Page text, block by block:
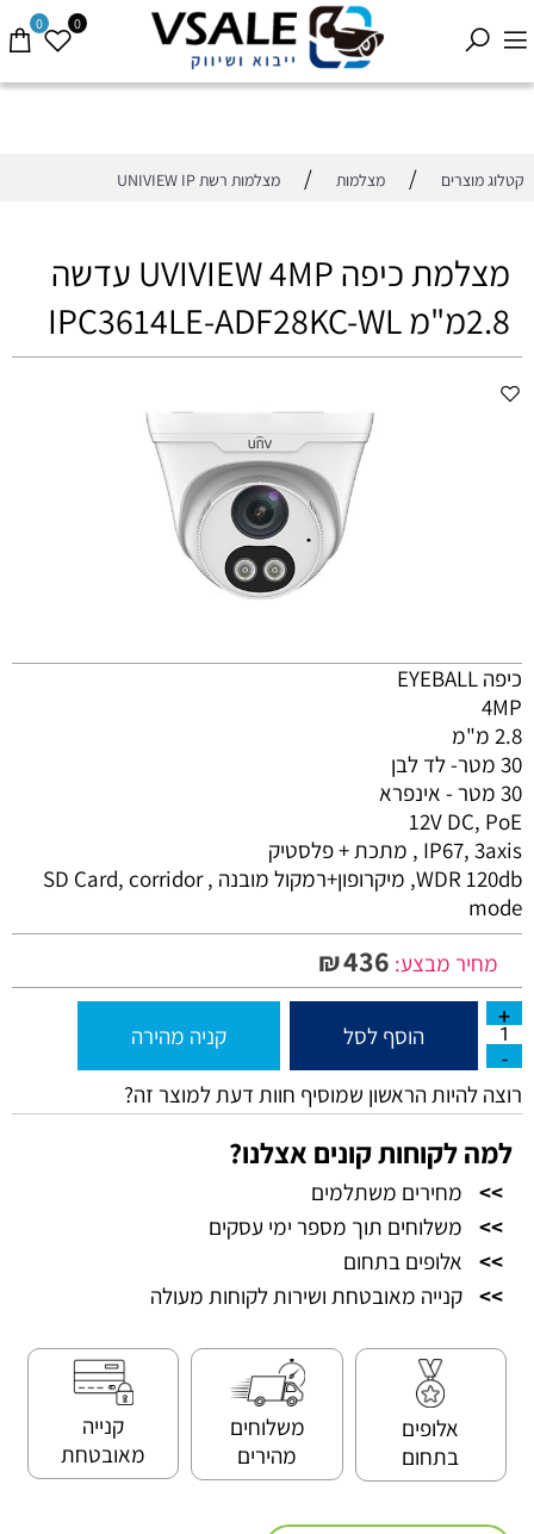
0 0
קטלוג מוצרים / מצלמות / מצלמות רשת UNIVIEW IP
מצלמת כיפה UVIVIEW 4MP עדשה
2.8מ"מ IPC3614LE-ADF28KC-WL
כיפה EYEBALL
4MP
2.8 מ"מ
30 מטר- לד לבן
30 מטר - אינפרא
12V DC, PoE
IP67, 3axis , מתכת + פלסטיק
WDR 120db, מיקרופון+רמקול מובנה , SD Card, corridor
mode
מחיר מבצע:
₪436
הוסף לסל קניה מהירה
רוצה להיות הראשון שמוסיף חוות דעת למוצר זה?
למה לקוחות קונים אצלנו?
>>
מחירים משתלמים
>>
משלוחים תוך מספר ימי עסקים
>>
אלופים בתחום
>> קנייה מאובטחת ושירות לקוחות מעולה
אלופים
בתחום
משלוחים
מהירים
קנייה
מאובטחת